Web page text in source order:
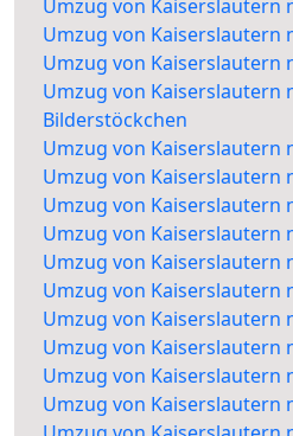
Umzug von Kaiserslautern
Umzug von Kaiserslautern
Umzug von Kaiserslautern
Umzug von Kaiserslautern
Bilderstöckchen
Umzug von Kaiserslautern
Umzug von Kaiserslautern
Umzug von Kaiserslautern
Umzug von Kaiserslautern
Umzug von Kaiserslautern
Umzug von Kaiserslautern
Umzug von Kaiserslautern
Umzug von Kaiserslautern
Umzug von Kaiserslautern
Umzug von Kaiserslautern